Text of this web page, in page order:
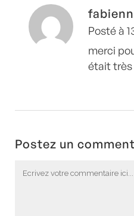
Posté à
merci
était très
Postez un